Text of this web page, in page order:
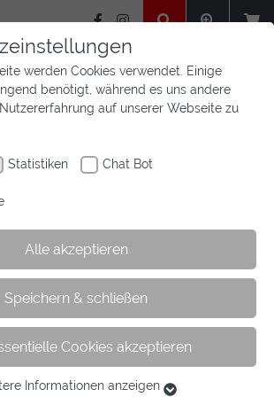
Aktuelles Newsfeed
für Werner
werden Cookies verwendet. Einige
benötigt, während es uns andere
auf unserer Webseite zu
Statistiken Chat Bot
Alle akzeptieren
Speichern & schließen
Cookies akzeptieren
Informationen anzeigen